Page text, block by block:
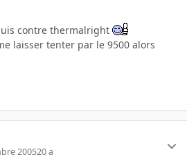
contre thermalright
laisser tenter par le 9500 alors
200520 a